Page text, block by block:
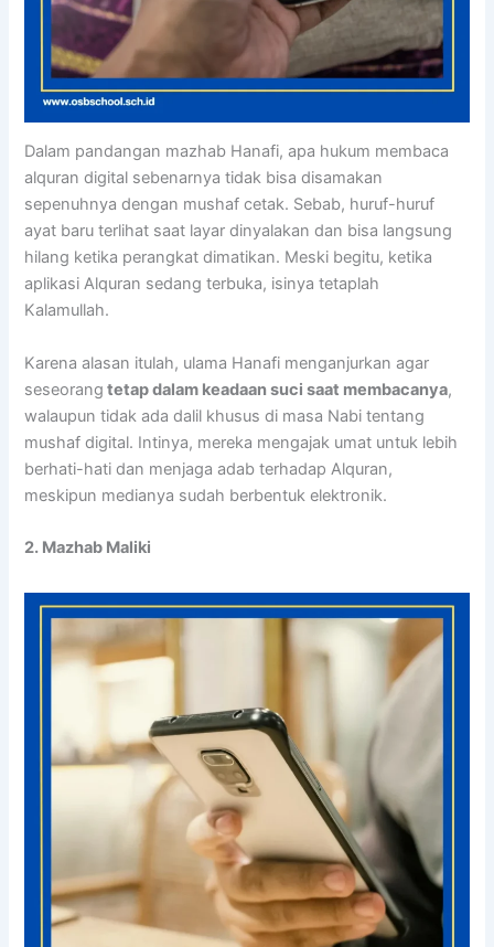
Dalam pandangan mazhab Hanafi, apa hukum membaca
alquran digital sebenarnya tidak bisa disamakan
sepenuhnya dengan mushaf cetak. Sebab, huruf-huruf
ayat baru terlihat saat layar dinyalakan dan bisa langsung
hilang ketika perangkat dimatikan. Meski begitu, ketika
aplikasi Alquran sedang terbuka, isinya tetaplah
Kalamullah.
Karena alasan itulah, ulama Hanafi menganjurkan agar
seseorang tetap dalam keadaan suci saat membacanya,
walaupun tidak ada dalil khusus di masa Nabi tentang
mushaf digital. Intinya, mereka mengajak umat untuk lebih
berhati-hati dan menjaga adab terhadap Alquran,
meskipun medianya sudah berbentuk elektronik.
2. Mazhab Maliki